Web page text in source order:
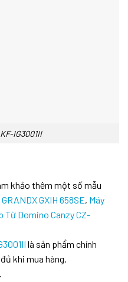
IG3001II
khảo thêm một số mẫu
GXIH 658SE, Máy
Từ Domino Canzy CZ-
là sản phẩm chính
khi mua hàng.